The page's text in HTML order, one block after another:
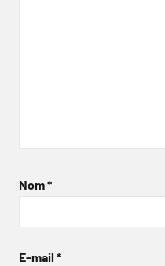
Nom*
E-mail *